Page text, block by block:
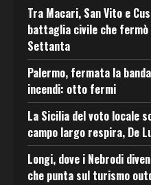
Tra Macari, San Vito e
battaglia civile che
Settanta
Palermo, fermata la
incendi: otto fermi
La Sicilia del voto locale
campo largo respira, De
Longi, dove i Nebrodi
che punta sul turismo